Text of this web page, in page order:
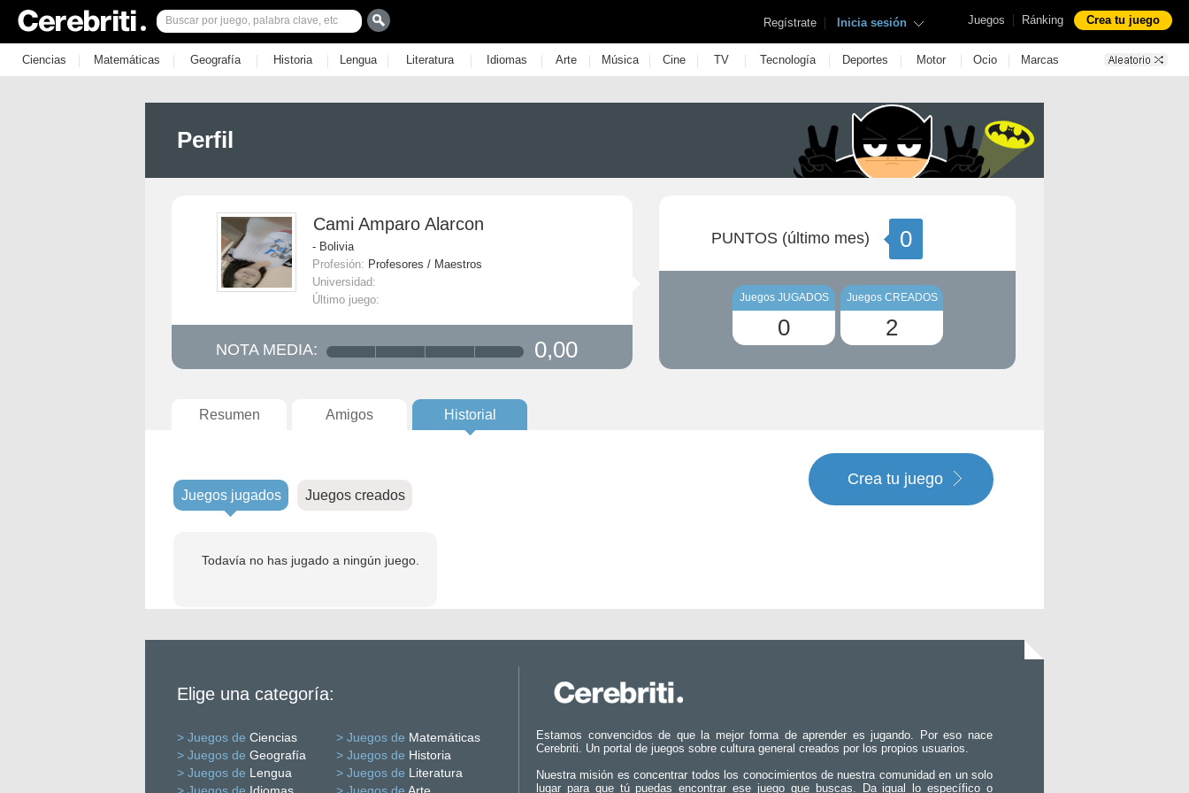
Juegos | Ránking Crea tu juego
Regístrate | Inicia sesión
Ciencias | Matemáticas | Geografía | Historia | Lengua | Literatura | Idiomas | Arte | Música | Cine | TV | Tecnología | Deportes | Motor | Ocio | Marcas
Perfil
Cami Amparo Alarcon
- Bolivia
Profesión: Profesores / Maestros
Universidad:
Último juego:
NOTA MEDIA: 0,00
PUNTOS (último mes) 0
Juegos JUGADOS
0
Juegos CREADOS
2
Resumen Amigos Historial
Juegos jugados Juegos creados
Crea tu juego
Todavía no has jugado a ningún juego.
Elige una categoría:
> Juegos de Ciencias > Juegos de Matemáticas
> Juegos de Geografía > Juegos de Historia
> Juegos de Lengua > Juegos de Literatura
Estamos convencidos de que la mejor forma de aprender es jugando. Por eso nace
Cerebriti. Un portal de juegos sobre cultura general creados por los propios usuarios.
Nuestra misión es concentrar todos los conocimientos de nuestra comunidad en un solo
lugar para que tú puedas encontrar ese juego que buscas. Da igual lo específico o